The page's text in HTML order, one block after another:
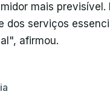
mais
dos serviços
afirmou.